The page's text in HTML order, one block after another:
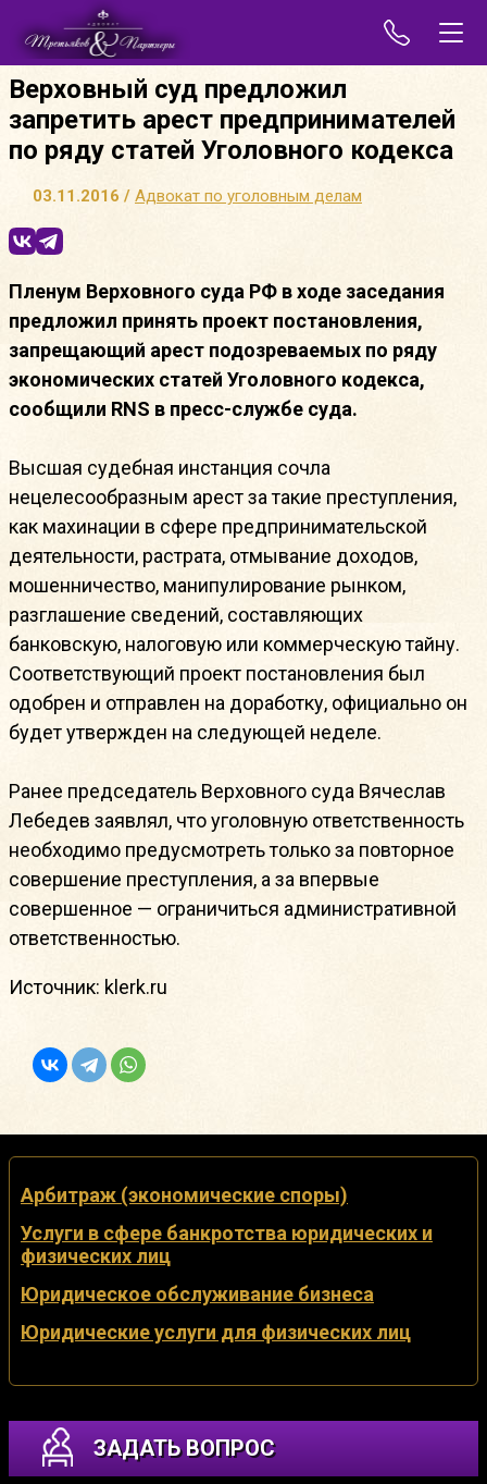
Верховный суд предложил
запретить арест предпринимателей
по ряду статей Уголовного кодекса
03.11.2016 / Адвокат по уголовным делам
Пленум Верховного суда РФ в ходе заседания
предложил принять проект постановления,
запрещающий арест подозреваемых по ряду
экономических статей Уголовного кодекса,
сообщили RNS в пресс-службе суда.
Высшая судебная инстанция сочла
нецелесообразным арест за такие преступления,
как махинации в сфере предпринимательской
деятельности, растрата, отмывание доходов,
мошенничество, манипулирование рынком,
разглашение сведений, составляющих
банковскую, налоговую или коммерческую тайну.
Соответствующий проект постановления был
одобрен и отправлен на доработку, официально он
будет утвержден на следующей неделе.
Ранее председатель Верховного суда Вячеслав
Лебедев заявлял, что уголовную ответственность
необходимо предусмотреть только за повторное
совершение преступления, а за впервые
совершенное — ограничиться административной
ответственностью.
Источник: klerk.ru
Арбитраж (экономические споры)
Услуги в сфере банкротства юридических и
физических лиц
Юридическое обслуживание бизнеса
Юридические услуги для физических лиц
ЗАДАТЬ ВОПРОС